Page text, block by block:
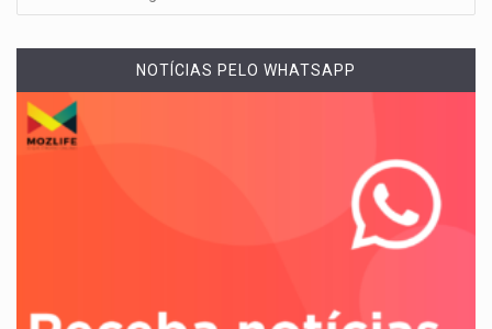
NOTÍCIAS PELO WHATSAPP